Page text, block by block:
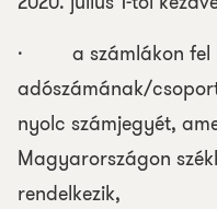
· a számlákon fel
adószámának/
nyolc számjegyét,
Magyarországon
rendelkezik,